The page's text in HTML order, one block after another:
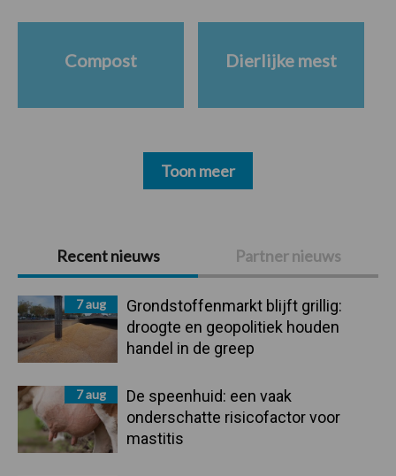
Primaire
Sidebar
Recent nieuws Partner nieuws
7 aug
Grondstoffenmarkt blijft grillig:
droogte en geopolitiek houden
handel in de greep
7 aug
De speenhuid: een vaak
onderschatte risicofactor voor
mastitis
Compost Dierlijke mest
Toon meer